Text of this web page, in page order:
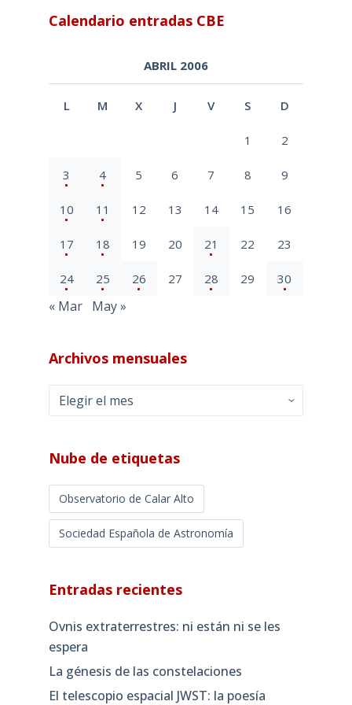
Calendario entradas CBE
ABRIL 2006
L M X J V S D
1 2
3 4 5 6 7 8 9
10 11 12 13 14 15 16
17 18 19 20 21 22 23
24 25 26 27 28 29 30
« Mar May »
Archivos mensuales
Archivos
mensuales
Nube de etiquetas
Observatorio de Calar Alto
Sociedad Española de Astronomía
Entradas recientes
Ovnis extraterrestres: ni están ni se les
espera
La génesis de las constelaciones
El telescopio espacial JWST: la poesía